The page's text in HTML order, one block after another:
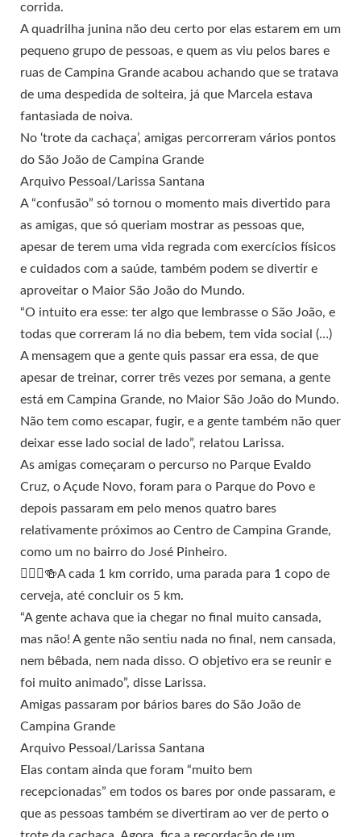
corrida.
A quadrilha junina não deu certo por elas estarem em um
pequeno grupo de pessoas, e quem as viu pelos bares e
ruas de Campina Grande acabou achando que se tratava
de uma despedida de solteira, já que Marcela estava
fantasiada de noiva.
No ‘trote da cachaça’, amigas percorreram vários pontos
do São João de Campina Grande
Arquivo Pessoal/Larissa Santana
A “confusão” só tornou o momento mais divertido para
as amigas, que só queriam mostrar as pessoas que,
apesar de terem uma vida regrada com exercícios físicos
e cuidados com a saúde, também podem se divertir e
aproveitar o Maior São João do Mundo.
“O intuito era esse: ter algo que lembrasse o São João, e
todas que correram lá no dia bebem, tem vida social (…)
A mensagem que a gente quis passar era essa, de que
apesar de treinar, correr três vezes por semana, a gente
está em Campina Grande, no Maior São João do Mundo.
Não tem como escapar, fugir, e a gente também não quer
deixar esse lado social de lado”, relatou Larissa.
As amigas começaram o percurso no Parque Evaldo
Cruz, o Açude Novo, foram para o Parque do Povo e
depois passaram em pelo menos quatro bares
relativamente próximos ao Centro de Campina Grande,
como um no bairro do José Pinheiro.
🏃🏼‍♀️🍻A cada 1 km corrido, uma parada para 1 copo de
cerveja, até concluir os 5 km.
“A gente achava que ia chegar no final muito cansada,
mas não! A gente não sentiu nada no final, nem cansada,
nem bêbada, nem nada disso. O objetivo era se reunir e
foi muito animado”, disse Larissa.
Amigas passaram por bários bares do São João de
Campina Grande
Arquivo Pessoal/Larissa Santana
Elas contam ainda que foram “muito bem
recepcionadas” em todos os bares por onde passaram, e
que as pessoas também se divertiram ao ver de perto o